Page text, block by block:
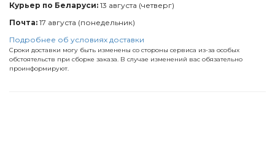
Курьер по Беларуси: 13 августа (четверг)
Почта: 17 августа (понедельник)
Подробнее об условиях доставки
Сроки доставки могу быть изменены со стороны сервиса из-за особых
обстоятельств при сборке заказа. В случае изменений вас обязательно
проинформируют.